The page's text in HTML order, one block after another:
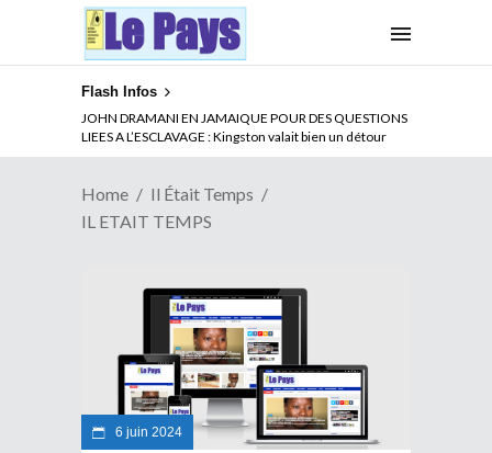
Flash Infos
JOHN DRAMANI EN JAMAIQUE POUR DES QUESTIONS
LIEES A L’ESCLAVAGE : Kingston valait bien un détour
Home
Il Était Temps
IL ETAIT TEMPS
6 juin 2024